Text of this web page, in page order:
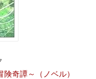
奇譚～（ノベル）